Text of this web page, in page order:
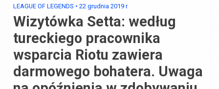
LEAGUE OF LEGENDS •22 grudnia 2019 r.
Wizytówka Setta: według
tureckiego pracownika
wsparcia Riotu zawiera
darmowego bohatera. Uwaga